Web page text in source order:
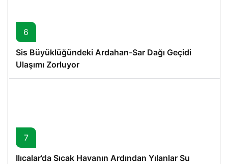
6
Sis Büyüklüğündeki Ardahan-Sar Dağı Geçidi
Ulaşımı Zorluyor
7
Ilıcalar’da Sıcak Havanın Ardından Yılanlar Su